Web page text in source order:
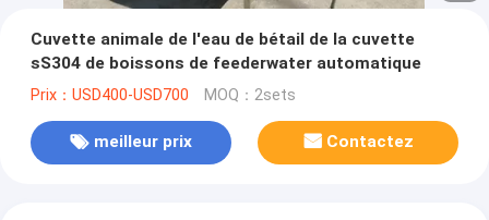
Cuvette animale de l'eau de bétail de la cuvette
sS304 de boissons de feederwater automatique
Prix：USD400-USD700 MOQ：2sets
meilleur prix Contactez